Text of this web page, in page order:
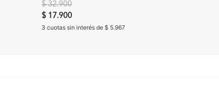
Precio reducido de
$ 32.900a
$ 17.900
3 cuotas sin interés de $ 5.967